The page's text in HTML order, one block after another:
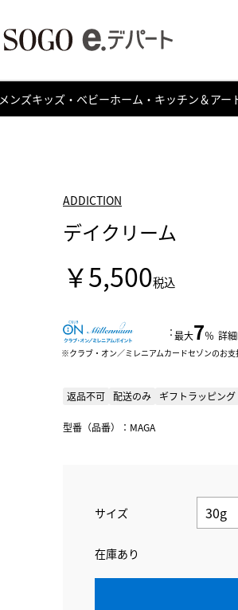
メンズキッズ・ベビーホーム・キッチン＆アー
ADDICTION
デイクリーム
￥5,500税込
：最大7％ 詳細
クラブ・オン／ミレニアムカードセゾンのお
返品不可 配送のみ ギフトラッピング
型番（品番）：MAGA
サイズ
在庫あり